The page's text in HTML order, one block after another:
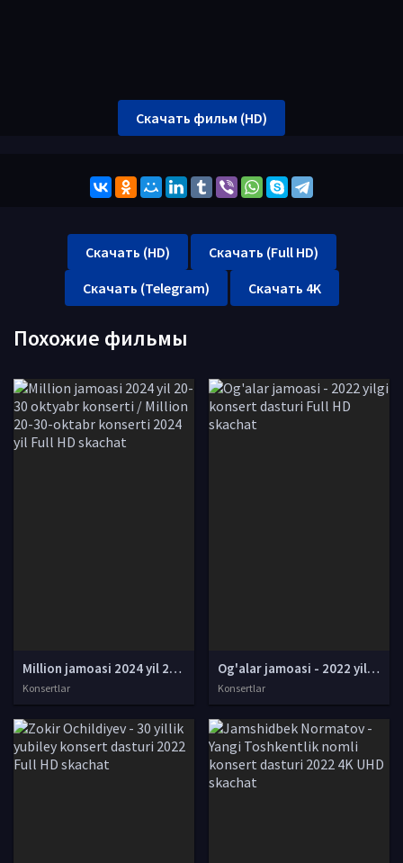
Скачать фильм (HD)
Скачать (HD)
Скачать (Full HD)
Скачать (Telegram)
Скачать 4K
Похожие фильмы
Million jamoasi 2024 yil 20-30 oktyabr konserti / Million 20-30-oktabr konserti 2024 yil Full HD skachat
Konsertlar
Og'alar jamoasi - 2022 yilgi konsert dasturi Full HD skachat
Konsertlar